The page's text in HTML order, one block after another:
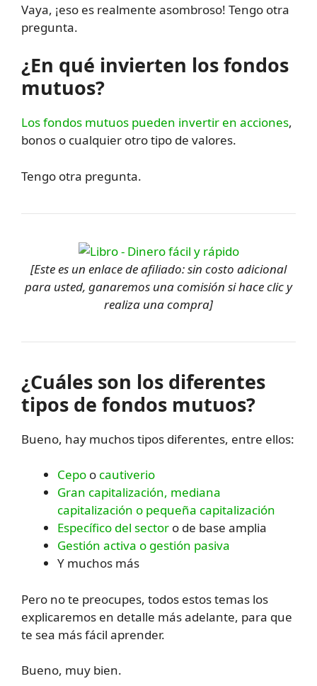
Vaya, ¡eso es realmente asombroso! Tengo otra
pregunta.
¿En qué invierten los fondos
mutuos?
Los fondos mutuos pueden invertir en acciones,
bonos o cualquier otro tipo de valores.
Tengo otra pregunta.
[Este es un enlace de afiliado: sin costo adicional
para usted, ganaremos una comisión si hace clic y
realiza una compra]
¿Cuáles son los diferentes
tipos de fondos mutuos?
Bueno, hay muchos tipos diferentes, entre ellos:
Cepo o cautiverio
Gran capitalización, mediana
capitalización o pequeña capitalización
Específico del sector o de base amplia
Gestión activa o gestión pasiva
Y muchos más
Pero no te preocupes, todos estos temas los
explicaremos en detalle más adelante, para que
te sea más fácil aprender.
Bueno, muy bien.